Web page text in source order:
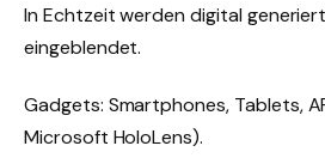
In Echtzeit werden digital
eingeblendet.
Gadgets: Smartphones, Tablets,
Microsoft HoloLens).